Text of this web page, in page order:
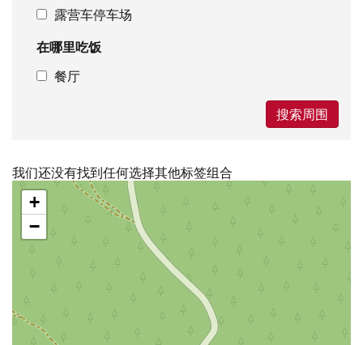
露营车停车场
在哪里吃饭
餐厅
搜索周围
我们还没有找到任何选择其他标签组合
跳
地
图
+
−